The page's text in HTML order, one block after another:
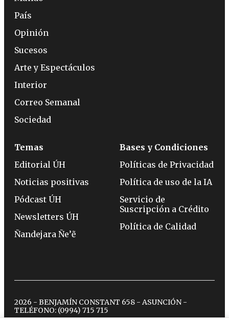
País
Opinión
Sucesos
Arte y Espectáculos
Interior
Correo Semanal
Sociedad
Temas
Editorial ÚH
Noticias positivas
Pódcast ÚH
Newsletters ÚH
Ñandejara Ñe’ẽ
Bases y Condiciones
Políticas de Privacidad
Política de uso de la IA
Servicio de
Suscripción a Crédito
Política de Calidad
2026 - BENJAMÍN CONSTANT 658 - ASUNCIÓN -
TELÉFONO: (0994) 715 715